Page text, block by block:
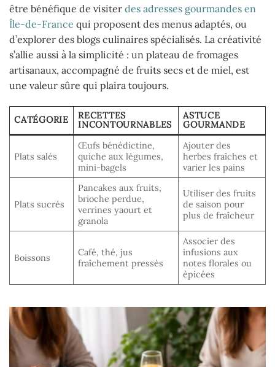
être bénéfique de visiter des adresses gourmandes en
Île-de-France qui proposent des menus adaptés, ou
d’explorer des blogs culinaires spécialisés. La créativité
s’allie aussi à la simplicité : un plateau de fromages
artisanaux, accompagné de fruits secs et de miel, est
une valeur sûre qui plaira toujours.
CATÉGORIE
RECETTES
INCONTOURNABLES
ASTUCE
GOURMANDE
Plats salés
Œufs bénédictine,
quiche aux légumes,
mini-bagels
Ajouter des
herbes fraîches et
varier les pains
Plats sucrés
Pancakes aux fruits,
brioche perdue,
verrines yaourt et
granola
Utiliser des fruits
de saison pour
plus de fraîcheur
Boissons
Café, thé, jus
fraîchement pressés
Associer des
infusions aux
notes florales ou
épicées